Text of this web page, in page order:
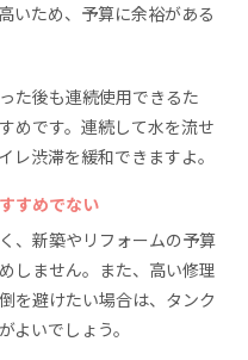
いため、予算に余裕がある
た後も連続使用できるた
めです。連続して水を流せ
レ渋滞を緩和できますよ。
すめでない
、新築やリフォームの予算
しません。また、高い修理
を避けたい場合は、タンク
よいでしょう。